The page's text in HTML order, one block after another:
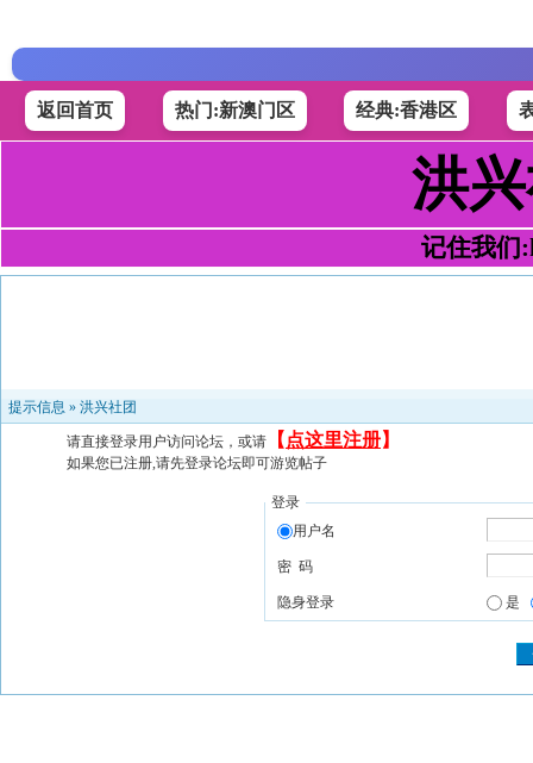
返回首页 热门:新澳门区 经典:香港区
洪
记住我们
提示信息 » 洪兴社团
请直接登录用户访问论坛，或请 【 点这里注册】
如果您已注册,请先登录论坛即可游览帖子
登录
用户名
密 码
隐身登录 是